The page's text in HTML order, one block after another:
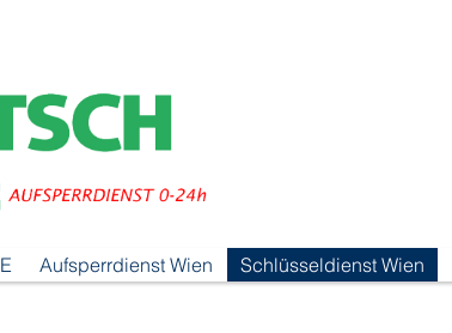
Aufsperrdienst Wien Schlüsseldienst Wien